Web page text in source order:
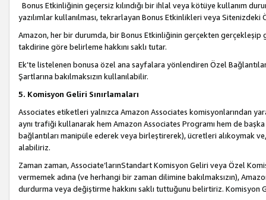
Bonus Etkinliğinin geçersiz kılındığı bir ihlal veya kötüye kullanım
yazılımlar kullanılması, tekrarlayan Bonus Etkinlikleri veya
Amazon, her bir durumda, bir Bonus Etkinliğinin gerçekten gerçekleşip
takdirine göre belirleme hakkını saklı tutar.
Ek’te listelenen bonusa özel ana sayfalara yönlendiren Özel
Şartlarına bakılmaksızın kullanılabilir.
5. Komisyon Geliri Sınırlamaları
Associates etiketleri yalnızca Amazon Associates komisyonlarından
aynı trafiği kullanarak hem Amazon Associates Programı hem de
bağlantıları manipüle ederek veya birleştirerek), ücretleri alıkoymak
alabiliriz.
Zaman zaman, Associate’larınStandart Komisyon Geliri veya Özel
vermemek adına (ve herhangi bir zaman dilimine bakılmaksızın),
durdurma veya değiştirme hakkını saklı tuttuğunu belirtiriz. Komisyon